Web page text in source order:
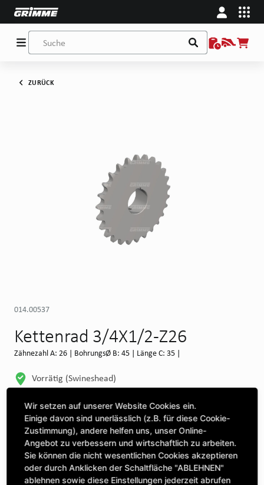
ZURÜCK
014.00537
Kettenrad 3/4X1/2-Z26
Zähnezahl A: 26 | BohrungsØ B: 45 | Länge C: 35 |
Vorrätig (Swineshead)
Maschine auswählen, um Kompatibilität zu sehen
MASCHINE AUSWÄHLEN
Wir setzen auf unserer Website Cookies ein.
Einige davon sind unerlässlich (z.B. für diese Cookie-
Zustimmung), andere helfen uns, unser Online-
Angebot zu verbessern und wirtschaftlich zu arbeiten.
Sie können die nicht wesentlichen Cookies akzeptieren
oder durch Anklicken der Schaltfläche "ABLEHNEN"
ablehnen sowie diese Einstellungen jederzeit abrufen